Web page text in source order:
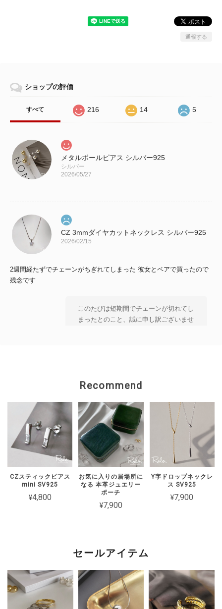
通報する
ショップの評価
すべて 216 14 5
メタルボールピアス シルバー925
シルバー
2026/05/27
CZ 3mmダイヤカットネックレス シルバー925
2026/02/15
2週間経たずでチェーンがちぎれてしまった 彼女とペアで買ったので
残念です
このたびは短期間でチェーンが切れてし
まったとのこと、誠に申し訳ございませ
がショップのお問い合わせよりご連絡い
【Roloアクセサリー】ギフトラッピング ivory
ワインレッド（期間限定）
2026/02/15
2週間経たずでチェーンがちぎれてしまった 彼女とお揃いで買ったの
に残念です
ん。 大切な方とのペアとしてお選びい
まいましたことを心よりお詫び申し上げ
ます。 状態を確認のうえ対応をご案内
いたしますので、恐れ入りますがショッ
プのお問い合わせよりご連絡いただけま
Recommend
CZスティックピアス
mini SV925
¥4,800
お気に入りの居場所に
なる 本革ジュエリー
ポーチ
¥7,900
Y字ドロップネックレ
ス SV925
¥7,900
セールアイテム